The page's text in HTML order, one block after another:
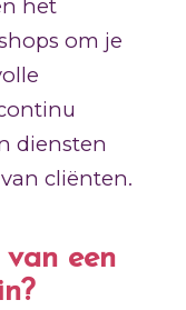
het
om je
diensten
cliënten.
een